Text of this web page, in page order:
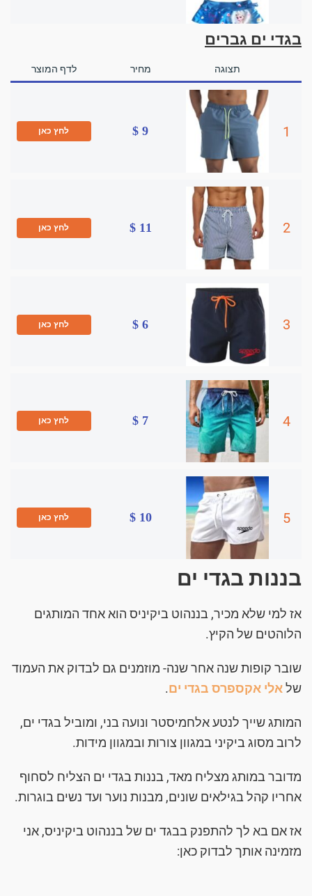
בגדי ים גברים
תצוגה מחיר לדף המוצר
1
9 $ לחץ כאן
2
11 $ לחץ כאן
3
6 $ לחץ כאן
4
7 $ לחץ כאן
5
10 $ לחץ כאן
בננות בגדי ים
אז למי שלא מכיר, בננהוט ביקיניס הוא אחד המותגים
הלוהטים של הקיץ.
שובר קופות שנה אחר שנה- מוזמנים גם לבדוק את העמוד
שלאלי אקספרס בגדי ים.
המותג שייך לנטע אלחמיסטר ונועה בני, ומוביל בגדי ים,
לרוב מסוג ביקיני במגוון צורות ובמגוון מידות.
מדובר במותג מצליח מאד, בננות בגדי ים הצליח לסחוף
אחריו קהל בגילאים שונים, מבנות נוער ועד נשים בוגרות.
אז אם בא לך להתפנק בבגד ים של בננהוט ביקיניס, אני
מזמינה אותך לבדוק כאן: